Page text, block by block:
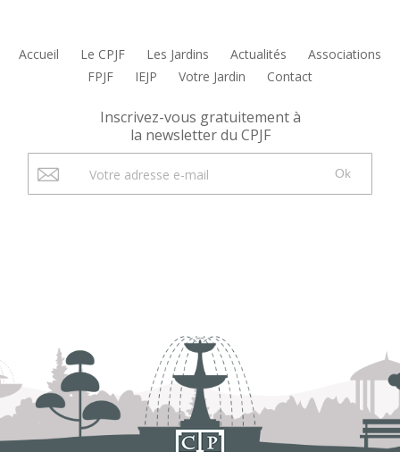
Accueil Le CPJF Les Jardins Actualités
Associations
FPJF
IEJP Votre Jardin Contact
Inscrivez-vous gratuitement à
la newsletter du CPJF
Ok